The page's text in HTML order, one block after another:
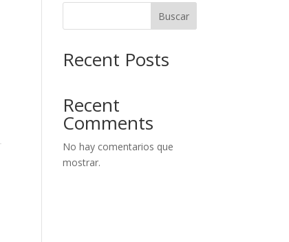
Buscar
Recent Posts
Recent
Comments
No hay comentarios que
mostrar.